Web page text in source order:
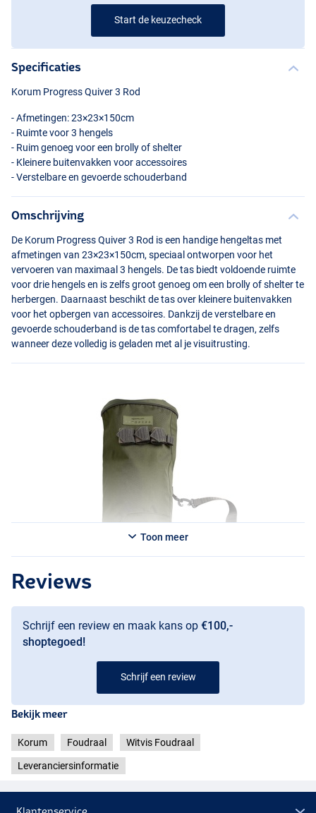
Start de keuzecheck
Specificaties
Korum Progress Quiver 3 Rod
- Afmetingen: 23×23×150cm
- Ruimte voor 3 hengels
- Ruim genoeg voor een brolly of shelter
- Kleinere buitenvakken voor accessoires
- Verstelbare en gevoerde schouderband
Omschrijving
De Korum Progress Quiver 3 Rod is een handige hengeltas met
afmetingen van 23×23×150cm, speciaal ontworpen voor het
vervoeren van maximaal 3 hengels. De tas biedt voldoende ruimte
voor drie hengels en is zelfs groot genoeg om een brolly of shelter te
herbergen. Daarnaast beschikt de tas over kleinere buitenvakken
voor het opbergen van accessoires. Dankzij de verstelbare en
gevoerde schouderband is de tas comfortabel te dragen, zelfs
wanneer deze volledig is geladen met al je visuitrusting.
Toon meer
Reviews
Schrijf een review en maak kans op €100,-
shoptegoed!
Schrijf een review
Bekijk meer
Korum Foudraal Witvis Foudraal
Leveranciersinformatie